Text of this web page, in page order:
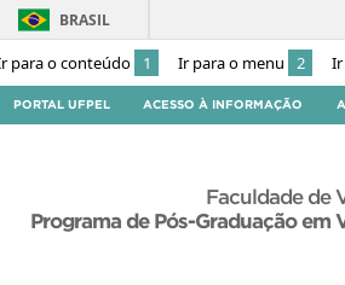
para o conteúdo 1 Ir para o menu 2 Ir
BRASIL
PORTAL UFPEL ACESSO À INFORMAÇÃO
Faculdade de
Programa de Pós-Graduação em